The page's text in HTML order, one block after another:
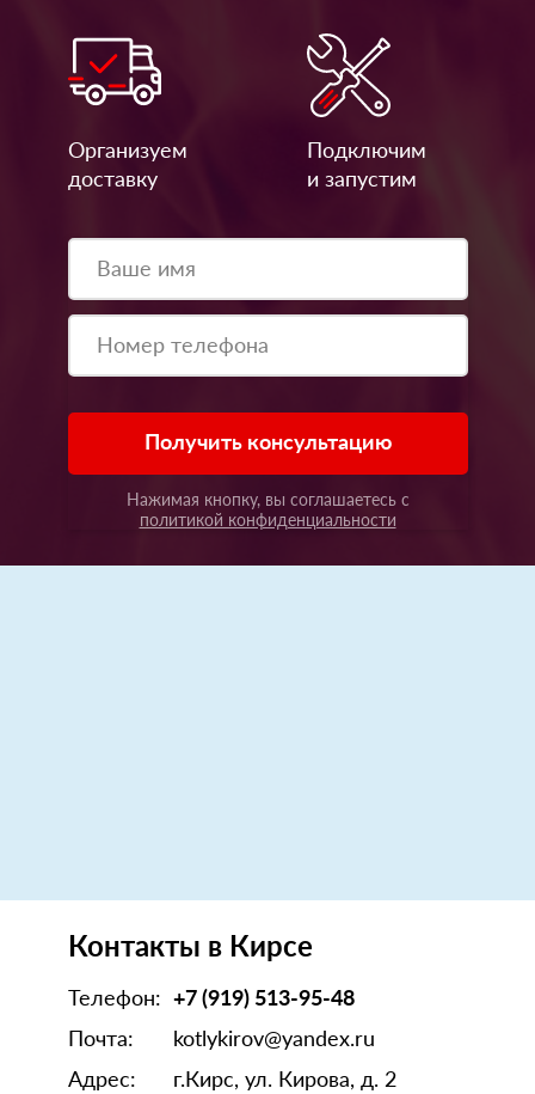
Организуем
доставку
Подключим
и запустим
Получить консультацию
Нажимая кнопку, вы соглашаетесь с
политикой конфиденциальности
Контакты в Кирсе
Телефон: +7 (919) 513-95-48
Почта:
kotlykirov@yandex.ru
Адрес:
г.Кирс, ул. Кирова, д. 2